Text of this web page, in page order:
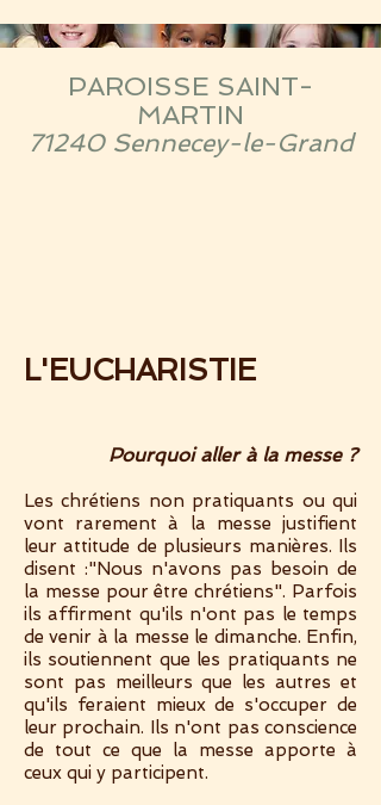
PAROISSE SAINT-
MARTIN
71240 Sennecey-le-Grand
L'EUCHARISTIE
Pourquoi aller à la messe ?
Les chrétiens non pratiquants ou qui
vont rarement à la messe justifient
leur attitude de plusieurs manières. Ils
disent :"Nous n'avons pas besoin de
la messe pour être chrétiens". Parfois
ils affirment qu'ils n'ont pas le temps
de venir à la messe le dimanche. Enfin,
ils soutiennent que les pratiquants ne
sont pas meilleurs que les autres et
qu'ils feraient mieux de s'occuper de
leur prochain. Ils n'ont pas conscience
de tout ce que la messe apporte à
ceux qui y participent.